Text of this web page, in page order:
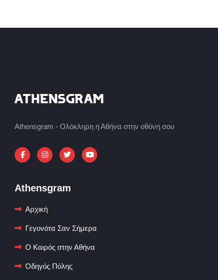
Athensgram - Ολόκληρη η Αθήνα στην οθόνη σου
Athensgram
Αρχική
Γεγονότα Σαν Σήμερα
Ο Καιρός στην Αθήνα
Οδηγός Πόλης